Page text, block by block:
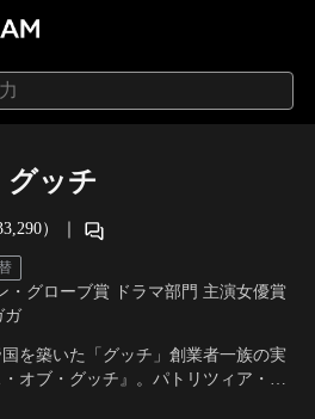
グッチ
） ｜
・グローブ賞 ドラマ部門 主演女優賞
ガ
を築いた「グッチ」創業者一族の実
オブ・グッチ』。パトリツィア・レ